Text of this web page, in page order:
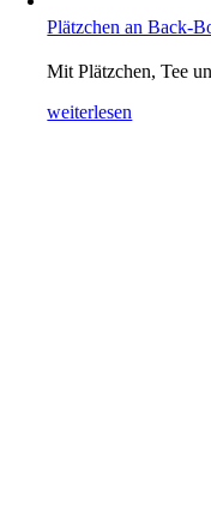
Plätzchen an Back-
Mit Plätzchen, Tee
weiterlesen